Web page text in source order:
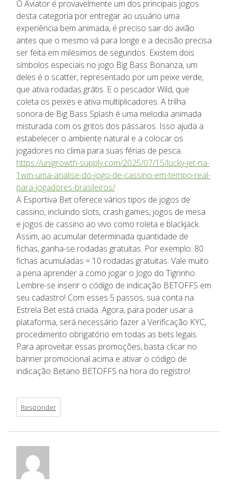
O Aviator é provavelmente um dos principais jogos
desta categoria por entregar ao usuário uma
experiência bem animada, é preciso sair do avião
antes que o mesmo vá para longe e a decisão precisa
ser feita em milésimos de segundos. Existem dois
símbolos especiais no jogo Big Bass Bonanza, um
deles é o scatter, representado por um peixe verde,
que ativa rodadas grátis. E o pescador Wild, que
coleta os peixes e ativa multiplicadores. A trilha
sonora de Big Bass Splash é uma melodia animada
misturada com os gritos dos pássaros. Isso ajuda a
estabelecer o ambiente natural e a colocar os
jogadores no clima para suas férias de pesca.
https://unigrowth-supply.com/2025/07/15/lucky-jet-na-
1win-uma-analise-do-jogo-de-cassino-em-tempo-real-
para-jogadores-brasileiros/
A Esportiva Bet oferece vários tipos de jogos de
cassino, incluindo slots, crash games, jogos de mesa
e jogos de cassino ao vivo como roleta e blackjack.
Assim, ao acumular determinada quantidade de
fichas, ganha-se rodadas gratuitas. Por exemplo: 80
fichas acumuladas = 10 rodadas gratuitas. Vale muito
a pena aprender a como jogar o Jogo do Tigrinho.
Lembre-se inserir o código de indicação BETOFFS em
seu cadastro! Com esses 5 passos, sua conta na
Estrela Bet está criada. Agora, para poder usar a
plataforma, será necessário fazer a Verificação KYC,
procedimento obrigatório em todas as bets legais.
Para aproveitar essas promoções, basta clicar no
banner promocional acima e ativar o código de
indicação Betano BETOFFS na hora do registro!
Responder